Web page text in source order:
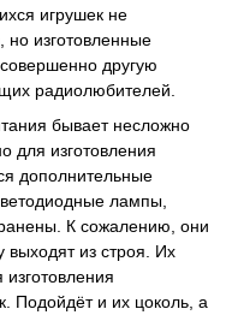
игрушек не
изготовленные
другую
радиолюбителей.
бывает несложно
для изготовления
дополнительные
лампы,
К сожалению, они
выходят из строя. Их
Подойдёт и их цоколь, а